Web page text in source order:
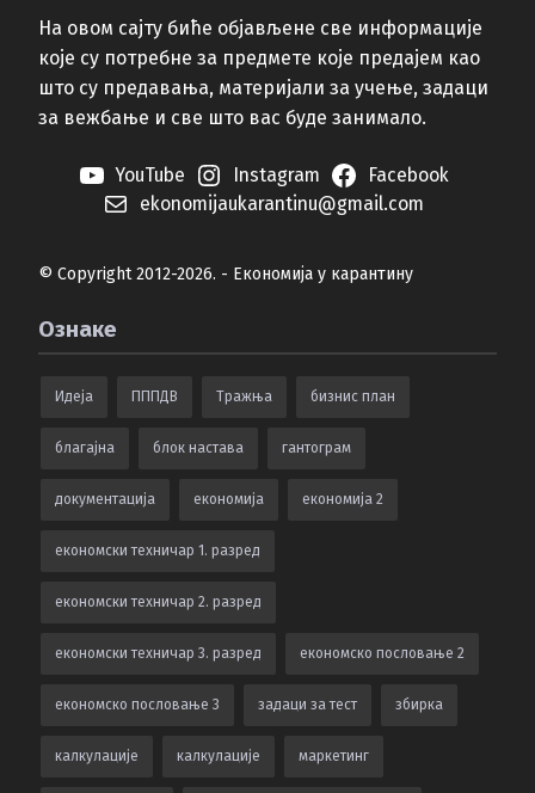
На овом сајту биће објављене све информације
које су потребне за предмете које предајем као
што су предавања, материјали за учење, задаци
за вежбање и све што вас буде занимало.
YouTube Instagram
Facebook
ekonomijaukarantinu@gmail.com
© Copyright 2012-2026. - Економија у карантину
Ознаке
Идеја ПППДВ Тражња бизнис план
благајна блок настава гантограм
документација економија економија 2
економски техничар 1. разред
економски техничар 2. разред
економски техничар 3. разред економско пословање 2
економско пословање 3 задаци за тест збирка
калкулацијe калкулације маркетинг